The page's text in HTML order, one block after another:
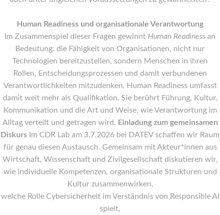
Human Readiness und organisationale Verantwortung
Im Zusammenspiel dieser Fragen gewinnt Human Readiness an
Bedeutung: die Fähigkeit von Organisationen, nicht nur
Technologien bereitzustellen, sondern Menschen in ihren
Rollen, Entscheidungsprozessen und damit verbundenen
Verantwortlichkeiten mitzudenken. Human Readiness umfasst
damit weit mehr als Qualifikation. Sie berührt Führung, Kultur,
Kommunikation und die Art und Weise, wie Verantwortung im
Alltag verteilt und getragen wird. Einladung zum gemeinsamen
Diskurs Im CDR Lab am 3.7.2026 bei DATEV schaffen wir Raum
für genau diesen Austausch. Gemeinsam mit Akteur*innen aus
Wirtschaft, Wissenschaft und Zivilgesellschaft diskutieren wir,
wie individuelle Kompetenzen, organisationale Strukturen und
Kultur zusammenwirken,
welche Rolle Cybersicherheit im Verständnis von Responsible AI
spielt,